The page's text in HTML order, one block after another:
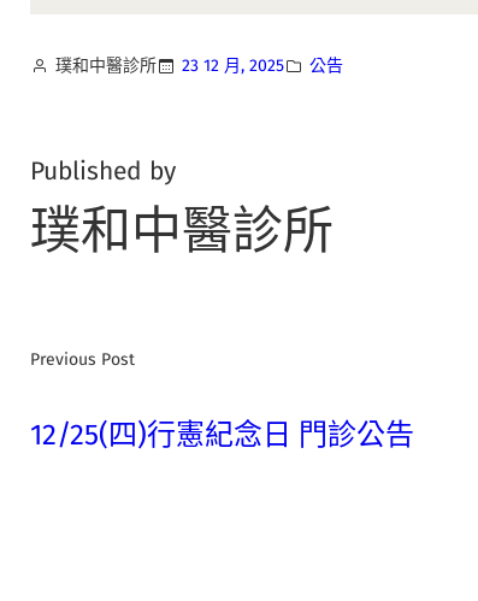
璞和中醫診所 23 12 月, 2025 公告
Published by
璞和中醫診所
Previous Post
12/25(四)行憲紀念日 門診公告